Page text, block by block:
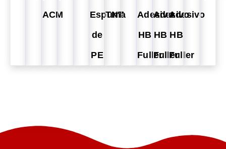
ACM
Espuma
de
PE
TNT
Adesivo
HB
Fuller
Adesivo
HB
Fuller
Adesivo
HB
Fuller